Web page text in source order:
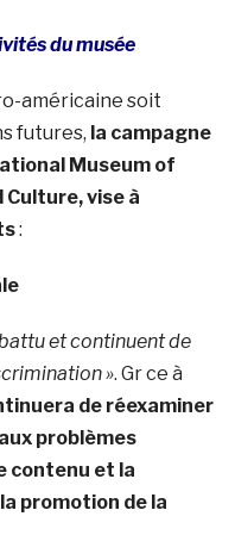
du musée
américaine soit
futures, la campagne
Museum of
vise à
:
et continuent de
». Gr ce à
de réexaminer
problèmes
contenu et la
promotion de la